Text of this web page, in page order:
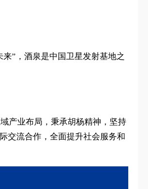
”，酒泉是中国卫星发射基地之
产业布局，秉承胡杨精神，坚持
交流合作，全面提升社会服务和